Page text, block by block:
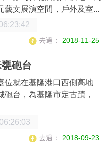
藝文展演空間，戶外及室...
去過： 2018-11-25
砲台
位就在基隆港口西側高地
砲台，為基隆市定古蹟，
去過： 2018-09-23